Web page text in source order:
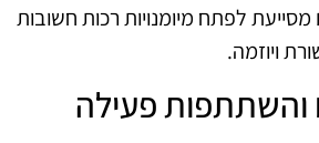
לפתח מיומנויות רכות חשובות
ויוזמה.
והשתתפות פעילה